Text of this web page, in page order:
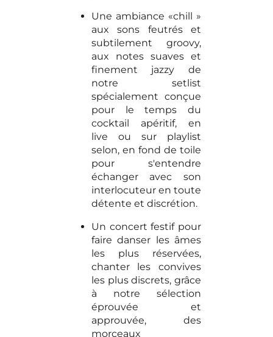
Une ambiance «chill »
aux sons feutrés et
subtilement groovy,
aux notes suaves et
finement jazzy de
notre setlist
spécialement conçue
pour le temps du
cocktail apéritif, en
live ou sur playlist
selon, en fond de toile
pour s'entendre
échanger avec son
interlocuteur en toute
détente et discrétion.
Un concert festif pour
faire danser les âmes
les plus réservées,
chanter les convives
les plus discrets, grâce
à notre sélection
éprouvée et
approuvée, des
morceaux